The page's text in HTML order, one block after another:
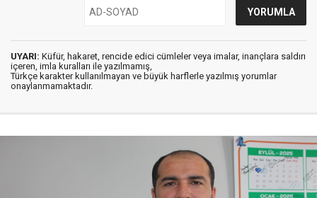
UYARI: Küfür, hakaret, rencide edici cümleler veya imalar, inançlara saldırı
içeren, imla kuralları ile yazılmamış,
Türkçe karakter kullanılmayan ve büyük harflerle yazılmış yorumlar
onaylanmamaktadır.